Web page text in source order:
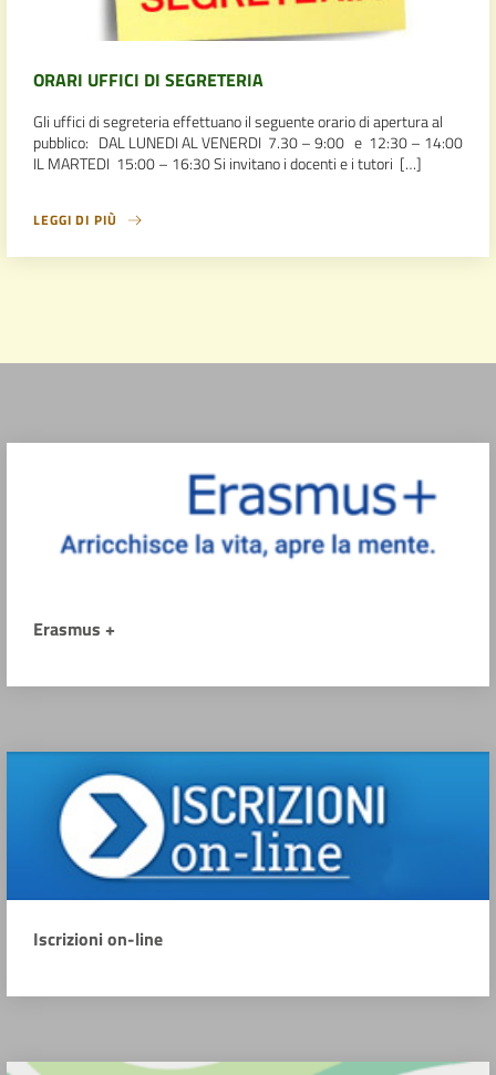
ORARI UFFICI DI SEGRETERIA
Gli uffici di segreteria effettuano il seguente orario di apertura al
pubblico: DAL LUNEDI AL VENERDI 7.30 – 9:00 e 12:30 – 14:00
IL MARTEDI 15:00 – 16:30 Si invitano i docenti e i tutori […]
LEGGI DI PIÙ
Erasmus +
Iscrizioni on-line